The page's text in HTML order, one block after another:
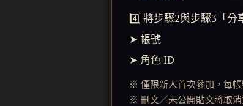
4️⃣ 將步驟2與步驟3「分
➤ 帳號
➤ 角色 ID
※ 僅限新人首次參加，每帳
※ 刪文／未公開貼文將取消